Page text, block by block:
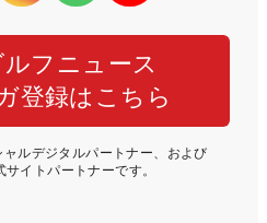
フニュース
登録はこちら
ルデジタルパートナー、および
サイトパートナーです。